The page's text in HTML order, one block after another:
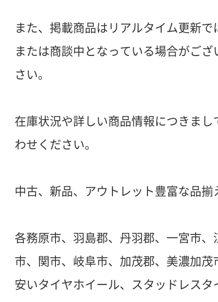
また、掲載商品はリアルタイム更新
または商談中となっている場合がご
さい。
在庫状況や詳しい商品情報につきま
わせください。
中古、新品、アウトレット豊富な品揃
各務原市、羽島郡、丹羽郡、一宮市
市、関市、岐阜市、加茂郡、美濃加茂
安いタイヤホイール、スタッドレス